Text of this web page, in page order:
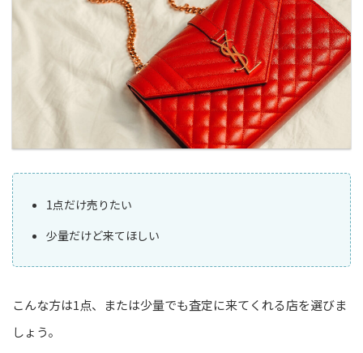
1点だけ売りたい
少量だけど来てほしい
こんな方は1点、または少量でも査定に来てくれる店を選びま
しょう。